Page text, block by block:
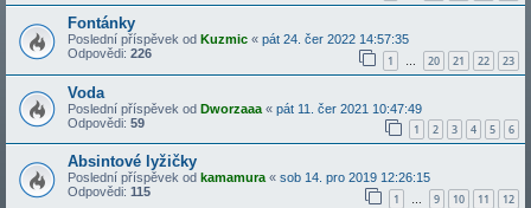
Fontánky
Poslední příspěvek od Kuzmic « pát 24. čer 2022 14:57:35
Odpovědi: 226 1 … 20 21 22 23
Voda
Poslední příspěvek od Dworzaaa « pát 11. čer 2021 10:47:49
Odpovědi: 59 1 2 3 4 5 6
Absintové lyžičky
Poslední příspěvek od kamamura « sob 14. pro 2019 12:26:15
Odpovědi: 115 1 … 9 10 11 12